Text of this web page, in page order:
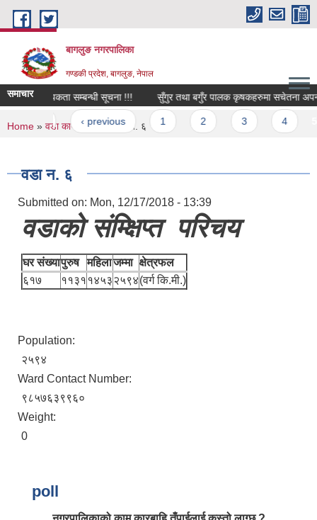
Skip to main content
बागलुङ नगरपालिका
गण्डकी प्रदेश, बागलुङ, नेपाल
समाचारआवश्यकता सम्बन्धी सूचना !!! सुँगुर तथा बगुँर पालक कृषकहरुमा सचेतना
« first ‹ previous
You are here
Home » वडा कार्यालयहरु» वडा न. ६
वडा न. ६
Submitted on: Mon, 12/17/2018 - 13:39
वडाको संम्क्षिप्त परिचय
घर संख्यापुरुष महिलाजम्मा क्षेत्रफल
६१७
११३११४५३२५९४(वर्ग कि.मी.)
Population:
२५९४
Ward Contact Number:
९८५७६३९९६०
Weight:
0
poll